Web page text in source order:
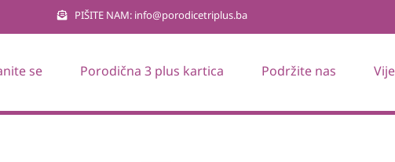
PIŠITE NAM: info@porodicetriplus.ba
se Porodična 3 plus kartica Podržite nas